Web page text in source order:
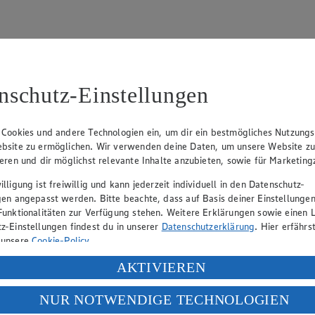
gewährt Ihnen jedoch das Recht, den auf dieser Website
und Vervielfältigung von Bildmaterial oder Grafiken aus
verantwortlich. Firma und Anschriften unserer
hin, dass wir nicht an einem Streitbeilegungsverfahren vor einer
Einstellungen
und andere Technologien ein, um dir ein bestmögliches
zu ermöglichen. Wir verwenden deine Daten, um unsere Website zu
und dir möglichst relevante Inhalte anzubieten, sowie für
ist freiwillig und kann jederzeit individuell in den Datenschutz-
angepasst werden. Bitte beachte, dass auf Basis deiner
zur Verfügung stehen. Weitere Erklärungen sowie einen
Einstellungen findest du in unserer Datenschutzerklärung. Hier
Cookie-Policy.
deiner personenbezogenen Daten in den USA durch Facebook und
„Aktivieren“ klickst, willigst du im Sinne des Art. 49 Abs. 1 Satz 1 lit.
Daten in den USA verarbeitet werden. Der EuGH sieht die USA als
AKTIVIEREN
NUR NOTWENDIGE TECHNOLOGIEN